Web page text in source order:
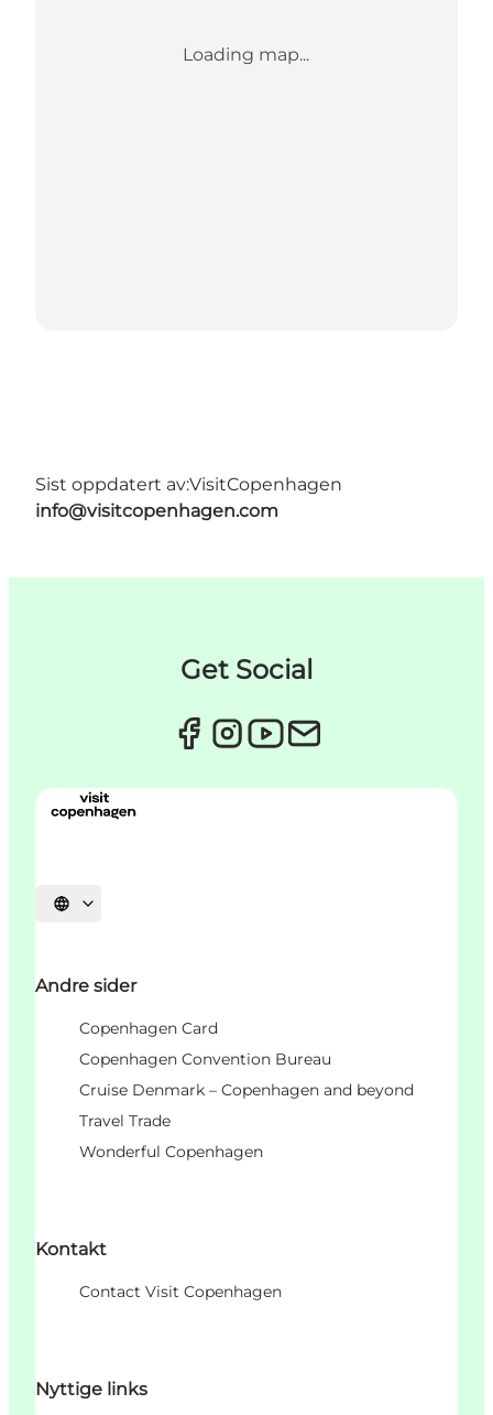
Loading map...
Sist oppdatert av:VisitCopenhagen
info@visitcopenhagen.com
Get Social
Velg språk
Andre sider
Copenhagen Card
Copenhagen Convention Bureau
Cruise Denmark – Copenhagen and beyond
Travel Trade
Wonderful Copenhagen
Kontakt
Contact Visit Copenhagen
Nyttige links